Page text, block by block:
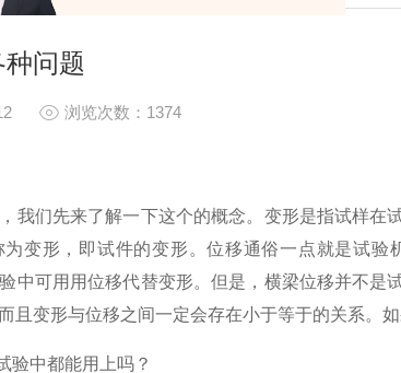
问题
12 浏览次数：1374
我们先来了解一下这个的概念。变形是指试样在
变形，即试件的变形。位移通俗一点就是试
中可用用位移代替变形。但是，横梁位移并不
且变形与位移之间一定会存在小于等于的关系。
验中都能用上吗？